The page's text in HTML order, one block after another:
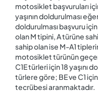
motosiklet başvuruları
yaşının doldurulması
doldurulması başvuru için
olan M tipini, A türüne
sahip olan ise M-A1
motosiklet türünün
C1E türleri için 18 yaşını
türlere göre; BE ve C1
tecrübesi aranmaktadır.